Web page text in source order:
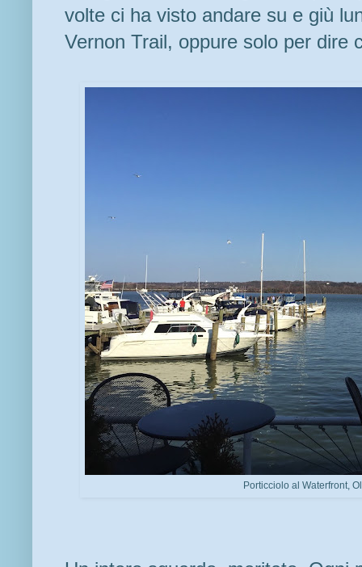
volte ci ha visto andare su e giù
Vernon Trail, oppure solo per dire
Porticciolo al Waterfront,